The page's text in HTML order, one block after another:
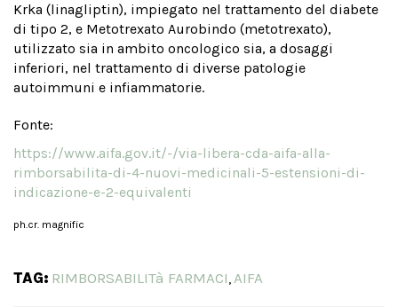
Krka (linagliptin), impiegato nel trattamento del diabete
di tipo 2, e Metotrexato Aurobindo (metotrexato),
utilizzato sia in ambito oncologico sia, a dosaggi
inferiori, nel trattamento di diverse patologie
autoimmuni e infiammatorie.
Fonte:
https://www.aifa.gov.it/-/via-libera-cda-aifa-alla-
rimborsabilita-di-4-nuovi-medicinali-5-estensioni-di-
indicazione-e-2-equivalenti
ph.cr. magnific
TAG: RIMBORSABILITà FARMACI,AIFA